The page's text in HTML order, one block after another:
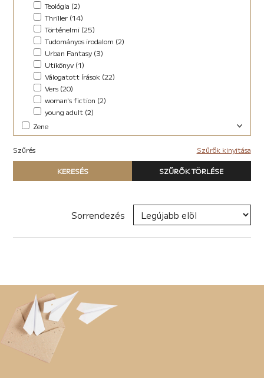
Teológia (2)
Thriller (14)
Történelmi (25)
Tudományos irodalom (2)
Urban Fantasy (3)
Utikönyv (1)
Válogatott írások (22)
Vers (20)
woman's fiction (2)
young adult (2)
Zene
Szűrés
Szűrők kinyitása
Típus
Nyomtatott könyv
Sorozat
Címke
KERESÉS SZŰRŐK TÖRLÉSE
Sorrendezés